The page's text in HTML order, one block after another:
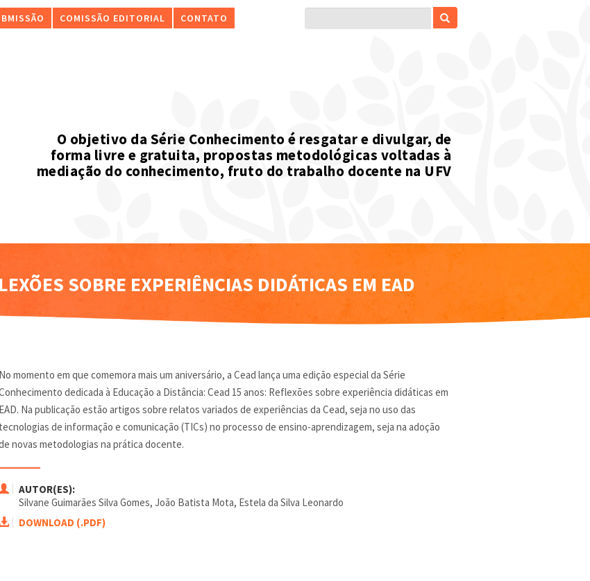
COMISSÃO EDITORIAL CONTATO
O objetivo da Série Conhecimento é resgatar e divulgar, de
forma livre e gratuita, propostas metodológicas voltadas à
mediação do conhecimento, fruto do trabalho docente na UFV
SOBRE EXPERIÊNCIAS DIDÁTICAS EM EAD
No momento em que comemora mais um aniversário, a Cead lança uma edição especial da Série
dedicada à Educação a Distância: Cead 15 anos: Reflexões sobre experiência didáticas em
EAD. Na publicação estão artigos sobre relatos variados de experiências da Cead, seja no uso das
tecnologias de informação e comunicação (TICs) no processo de ensino-aprendizagem, seja na adoção
novas metodologias na prática docente.
AUTOR(ES):
Silvane Guimarães Silva Gomes, João Batista Mota, Estela da Silva Leonardo
DOWNLOAD (.PDF)